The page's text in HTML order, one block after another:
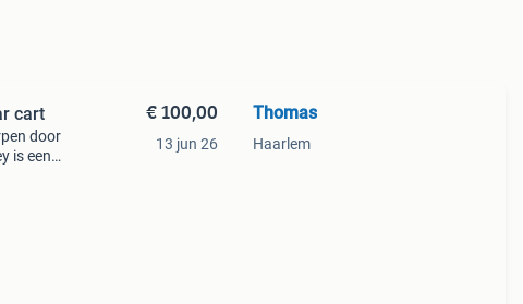
cart
door
is een
€ 100,00
13 jun 26
Thomas
Haarlem